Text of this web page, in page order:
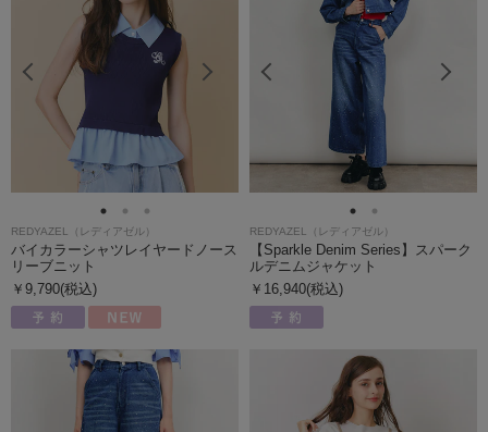
REDYAZEL（レディアゼル）
バイカラーシャツレイヤードノース
リーブニット
￥9,790(税込)
REDYAZEL（レディアゼル）
【Sparkle Denim Series】スパーク
ルデニムジャケット
￥16,940(税込)